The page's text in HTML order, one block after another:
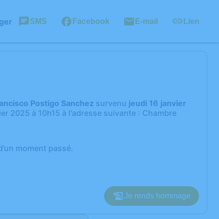
SMS Facebook E-mail Lien
Postigo Sanchez survenu jeudi 16 janvier
2025 à 10h15 à l'adresse suivante : Chambre
moment passé.
Je rends hommage